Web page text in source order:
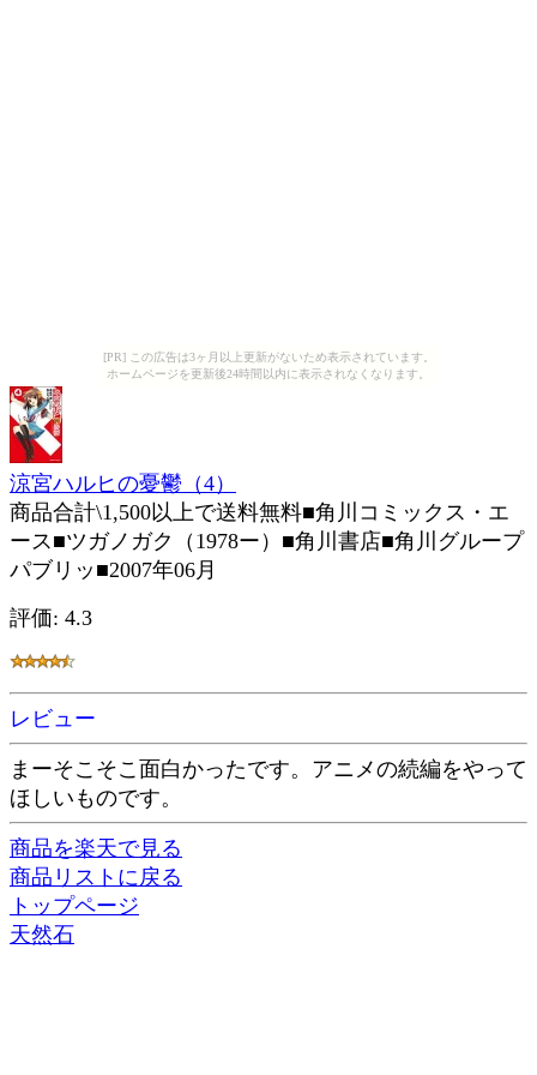
[PR] この広告は3ヶ月以上更新がないため表示されています。
ホームページを更新後24時間以内に表示されなくなります。
涼宮ハルヒの憂鬱（4）
商品合計\1,500以上で送料無料■角川コミックス・エ
ース■ツガノガク（1978ー）■角川書店■角川グループ
パブリッ■2007年06月
評価: 4.3
レビュー
まーそこそこ面白かったです。アニメの続編をやって
ほしいものです。
商品を楽天で見る
商品リストに戻る
トップページ
天然石